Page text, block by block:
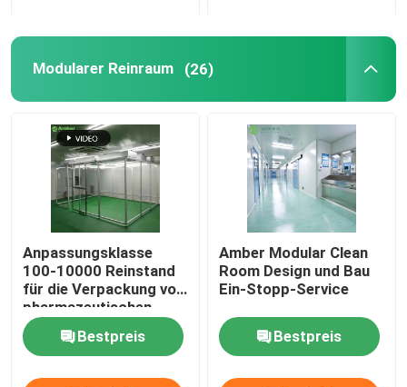
Klimaanlageeinheit
Modularer Reinraum (26)
Anpassungsklasse
100-10000 Reinstand
für die Verpackung von
pharmazeutischen
Produkten
Bestpreis
Amber Modular Clean
Room Design und Bau
Ein-Stopp-Service
Bestpreis